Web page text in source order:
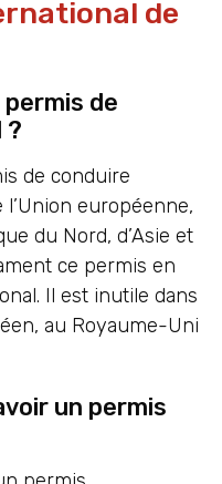
de
de
?
de conduire
européenne,
du Nord, d’Asie et
ce permis en
Il est inutile dans
au Royaume-Uni
un permis